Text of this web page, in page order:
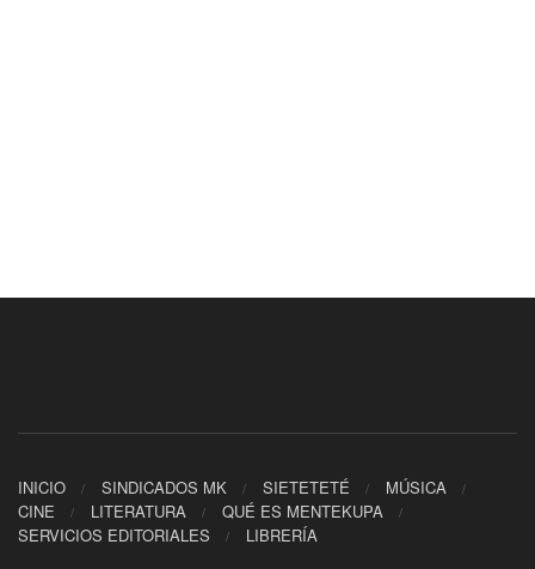
INICIO SINDICADOS MK SIETETETÉ
MÚSICA
CINE
LITERATURA
QUÉ ES MENTEKUPA
SERVICIOS EDITORIALES
LIBRERÍA